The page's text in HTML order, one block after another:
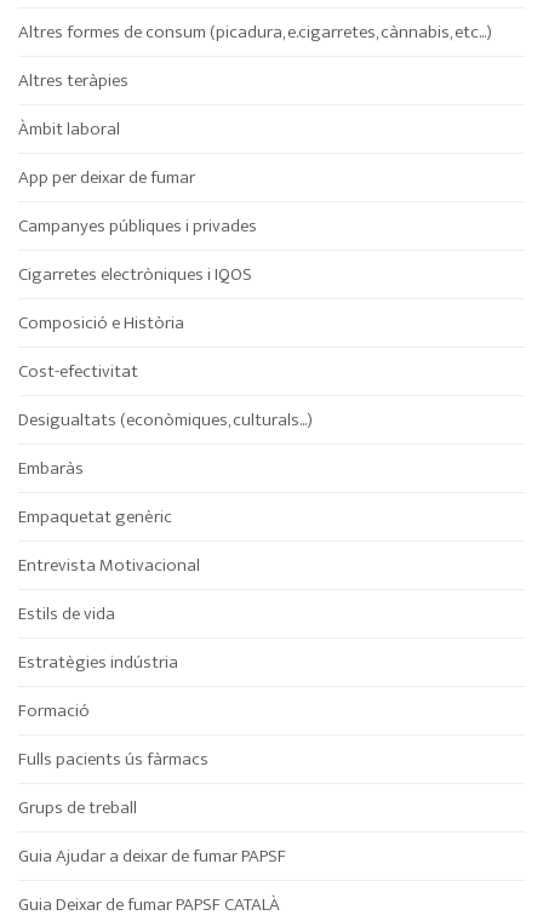
Altres formes de consum (picadura, e.cigarretes, cànnabis, etc...)
Altres teràpies
Àmbit laboral
App per deixar de fumar
Campanyes públiques i privades
Cigarretes electròniques i IQOS
Composició e Història
Cost-efectivitat
Desigualtats (econòmiques, culturals...)
Embaràs
Empaquetat genèric
Entrevista Motivacional
Estils de vida
Estratègies indústria
Formació
Fulls pacients ús fàrmacs
Grups de treball
Guia Ajudar a deixar de fumar PAPSF
Guia Deixar de fumar PAPSF CATALÀ